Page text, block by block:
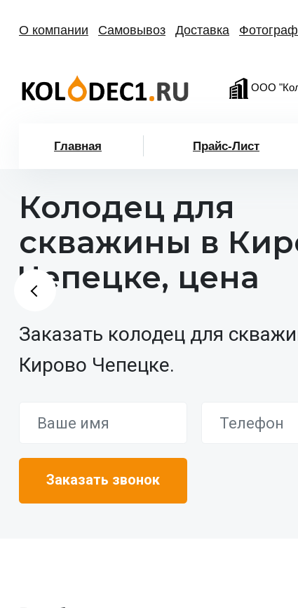
О компании Самовывоз Доставка
ООО
Главная Прайс-Лист
Колодец для
скважины в
Чепецке, цена
Заказать колодец для
Кирово Чепецке.